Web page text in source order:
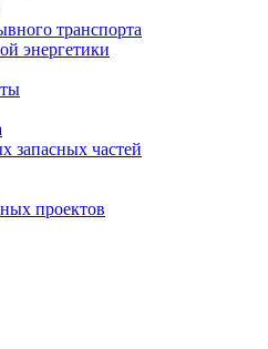
транспорта
энергетики
запасных частей
проектов